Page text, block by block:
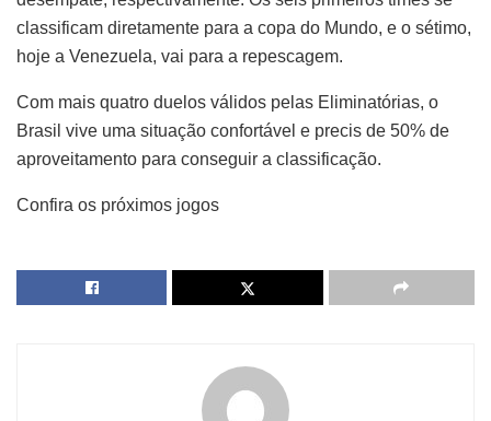
classificam diretamente para a copa do Mundo, e o sétimo,
hoje a Venezuela, vai para a repescagem.
Com mais quatro duelos válidos pelas Eliminatórias, o
Brasil vive uma situação confortável e precis de 50% de
aproveitamento para conseguir a classificação.
Confira os próximos jogos